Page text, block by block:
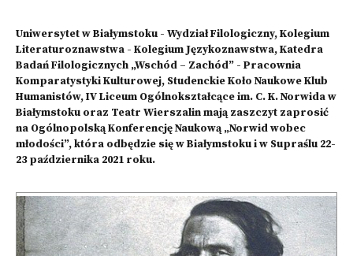
Uniwersytet w Białymstoku - Wydział Filologiczny, Kolegium
Literaturoznawstwa - Kolegium Językoznawstwa, Katedra
Badań Filologicznych „Wschód – Zachód” - Pracownia
Komparatystyki Kulturowej, Studenckie Koło Naukowe Klub
Humanistów, IV Liceum Ogólnokształcące im. C. K. Norwida w
Białymstoku oraz Teatr Wierszalin mają zaszczyt zaprosić
na Ogólnopolską Konferencję Naukową „Norwid wobec
młodości”, która odbędzie się w Białymstoku i w Supraślu 22-
23 października 2021 roku.